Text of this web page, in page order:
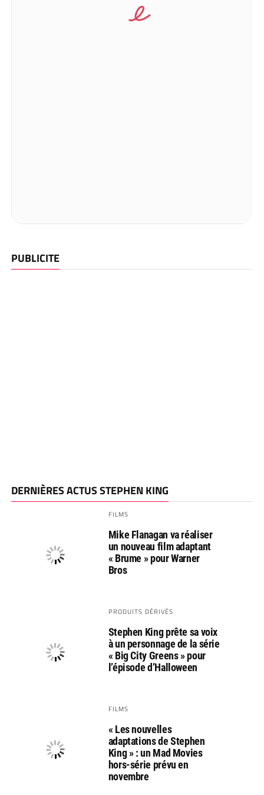
PUBLICITE
DERNIÈRES ACTUS STEPHEN KING
FILMS
Mike Flanagan va réaliser
un nouveau film adaptant
« Brume » pour Warner
Bros
PRODUITS DÉRIVÉS
Stephen King prête sa voix
à un personnage de la série
« Big City Greens » pour
l’épisode d’Halloween
FILMS
« Les nouvelles
adaptations de Stephen
King » : un Mad Movies
hors-série prévu en
novembre